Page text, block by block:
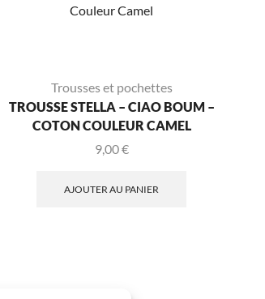
Trousses et pochettes
TROUSSE STELLA – CIAO BOUM –
COTON COULEUR CAMEL
9,00€
AJOUTER AU PANIER